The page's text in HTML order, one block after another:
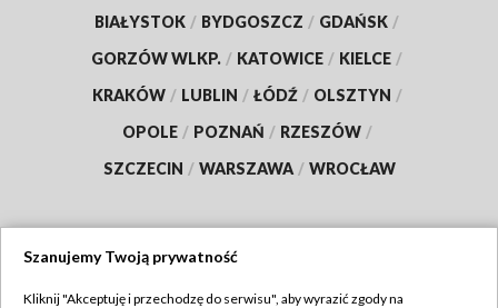
BIAŁYSTOK / BYDGOSZCZ / GDAŃSK /
GORZÓW WLKP. / KATOWICE / KIELCE /
KRAKÓW / LUBLIN / ŁÓDŹ / OLSZTYN /
OPOLE / POZNAŃ / RZESZÓW /
SZCZECIN / WARSZAWA / WROCŁAW
Szanujemy Twoją prywatność
Kliknij "Akceptuję i przechodzę do serwisu", aby wyrazić zgody na